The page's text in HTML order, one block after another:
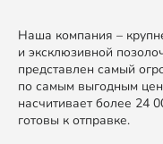
Наша компания –
и эксклюзивной
представлен самый
по самым выгодным
насчитивает более 24
готовы к отправке.